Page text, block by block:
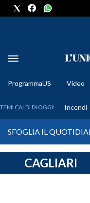
METEO
CRONACA SARDEGNA
ProgrammaUS Video
TEMI CALDI DI OGGI: Incendi
SFOGLIA IL
CAGLIARI